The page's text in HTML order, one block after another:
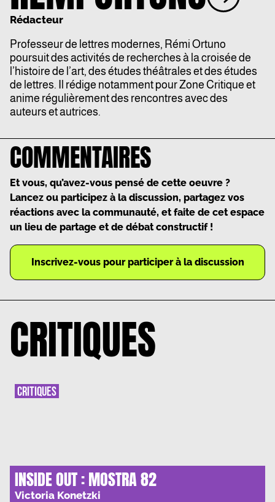
Rédacteur
Professeur de lettres modernes, Rémi Ortuno
poursuit des activités de recherches à la croisée de
l’histoire de l’art, des études théâtrales et des études
de lettres. Il rédige notamment pour Zone Critique et
anime régulièrement des rencontres avec des
auteurs et autrices.
COMMENTAIRES
Et vous, qu’avez-vous pensé de cette oeuvre ?
Lancez ou participez à la discussion, partagez vos
réactions avec la communauté, et faite de cet espace
un lieu de partage et de débat constructif !
Inscrivez-vous pour participer à la discussion
CRITIQUES
INSIDE OUT : MOSTRA 82
Victoria Konetzki
CRITIQUES